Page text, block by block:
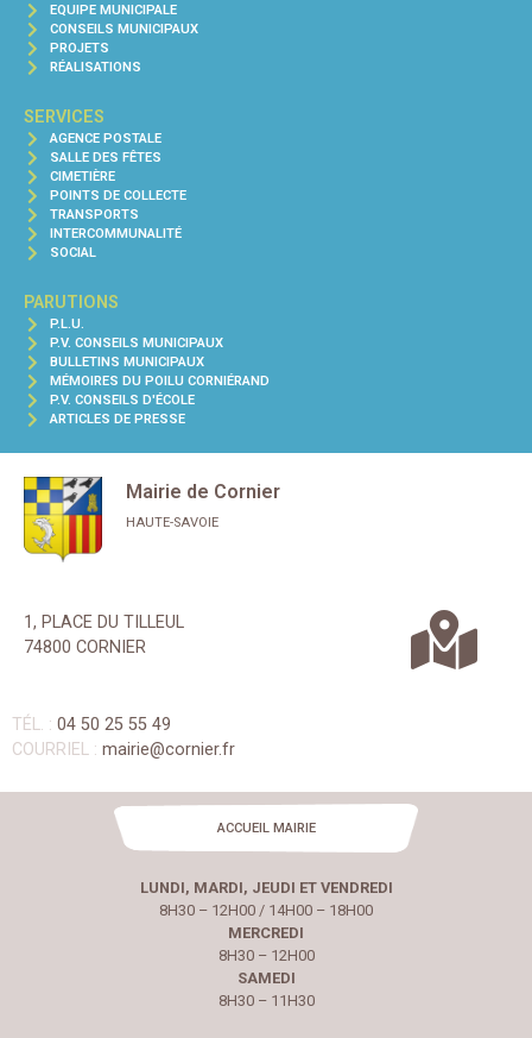
EQUIPE MUNICIPALE
CONSEILS MUNICIPAUX
PROJETS
RÉALISATIONS
SERVICES
AGENCE POSTALE
SALLE DES FÊTES
CIMETIÈRE
POINTS DE COLLECTE
TRANSPORTS
INTERCOMMUNALITÉ
SOCIAL
PARUTIONS
P.L.U.
P.V. CONSEILS MUNICIPAUX
BULLETINS MUNICIPAUX
MÉMOIRES DU POILU CORNIÉRAND
P.V. CONSEILS D'ÉCOLE
ARTICLES DE PRESSE
Mairie de Cornier
HAUTE-SAVOIE
1, PLACE DU TILLEUL
74800 CORNIER
TÉL. : 04 50 25 55 49
COURRIEL : mairie@cornier.fr
ACCUEIL MAIRIE
LUNDI, MARDI, JEUDI ET VENDREDI
8H30 – 12H00 / 14H00 – 18H00
MERCREDI
8H30 – 12H00
SAMEDI
8H30 – 11H30